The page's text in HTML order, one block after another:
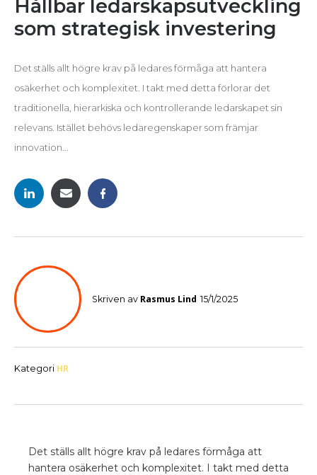
Hållbar ledarskapsutveckling
som strategisk investering
Det ställs allt högre krav på ledares förmåga att hantera
osäkerhet och komplexitet. I takt med detta förlorar det
traditionella, hierarkiska och kontrollerande ledarskapet sin
relevans. Istället behövs ledaregenskaper som främjar
innovation...
Skriven av Rasmus Lind 15/1/2025
Kategori HR
Det ställs allt högre krav på ledares förmåga att
hantera osäkerhet och komplexitet. I takt med detta